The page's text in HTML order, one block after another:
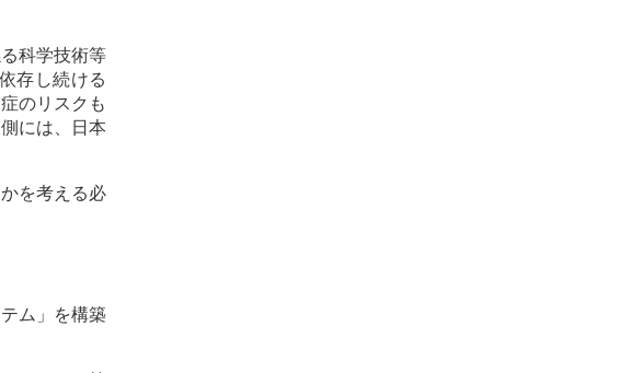
科学技術等
存し続ける
のリスクも
には、日本
を考える必
ム」を構築